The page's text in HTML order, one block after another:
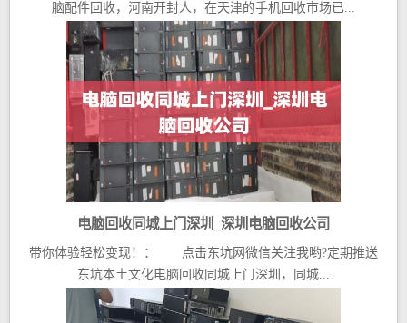
脑配件回收，河南开封人，在天津的手机回收市场已...
电脑回收同城上门深圳_深圳电脑回收公司
带你体验轻松变现！： 点击东坑网微信关注我哟?定期推送
东坑本土文化电脑回收同城上门深圳，同城...